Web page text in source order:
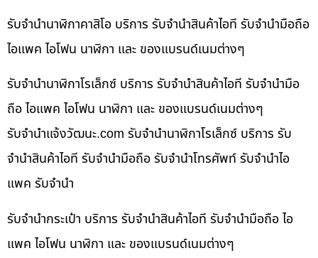
รับจำนำนาฬิกาคาสิโอ บริการ รับจำนำสินค้าไอที รับจำนำมือถือ
ไอแพค ไอโฟน นาฬิกา และ ของแบรนด์เนมต่างๆ
รับจำนำนาฬิกาโรเล็กซ์ บริการ รับจำนำสินค้าไอที รับจำนำมือ
ถือ ไอแพค ไอโฟน นาฬิกา และ ของแบรนด์เนมต่างๆ
รับจํานําแจ้งวัฒนะ.com รับจำนำนาฬิกาโรเล็กซ์ บริการ รับ
จำนำสินค้าไอที รับจำนำมือถือ รับจำนำโทรศัพท์ รับจำนำไอ
แพค รับจำนำ
รับจำนำกระเป๋า บริการ รับจำนำสินค้าไอที รับจำนำมือถือ ไอ
แพค ไอโฟน นาฬิกา และ ของแบรนด์เนมต่างๆ